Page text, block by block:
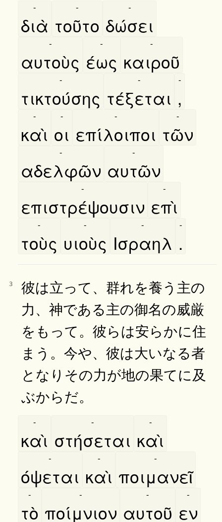
διὰ
-
τοῦτο
-
δώσει
-
αυτοὺς
-
έως
-
καιροῦ
-
τικτούσης
-
τέξεται
-
,
-
καὶ
-
οι
-
επίλοιποι
-
τῶν
-
αδελφῶν
-
αυτῶν
-
επιστρέψουσιν
-
επὶ
-
τοὺς
-
υιοὺς
-
Ισραηλ
-
.
-
3
彼は立って、群れを養う主の
力、神である主の御名の威厳
をもって。彼らは安らかに住
まう。今や、彼は大いなる者
となりその力が地の果てに及
ぶからだ。
καὶ
-
στήσεται
-
καὶ
-
όψεται
-
καὶ
-
ποιμανεῖ
-
τὸ
-
ποίμνιον
-
αυτοῦ
-
εν
-